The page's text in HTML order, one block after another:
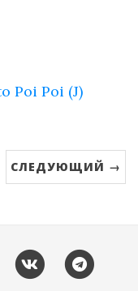
Poi Poi (J)
СЛЕДУЮЩИЙ →